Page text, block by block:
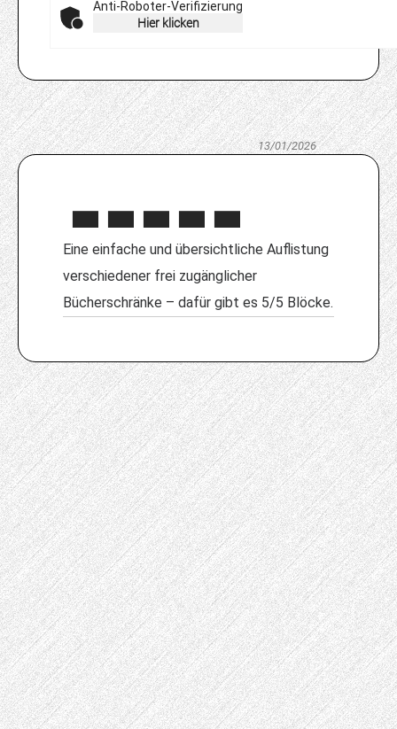
Anti-Roboter-Verifizierung
Hier klicken
13/01/2026
Eine einfache und übersichtliche Auflistung
verschiedener frei zugänglicher
Bücherschränke – dafür gibt es 5/5 Blöcke.